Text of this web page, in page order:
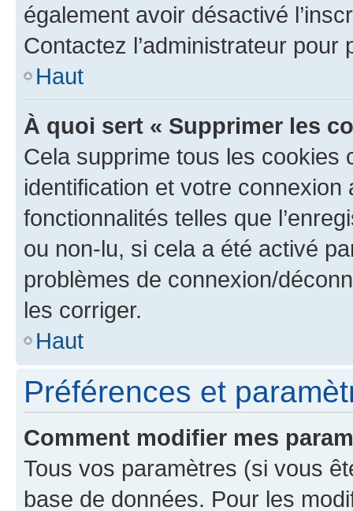
également avoir désactivé
Contactez l’administrateur
Haut
À quoi sert « Supprimer les
Cela supprime tous les cookies
identification et votre
fonctionnalités telles que
ou non-lu, si cela a été activé
problèmes de connexion/
les corriger.
Haut
Préférences et
Comment modifier mes
Tous vos paramètres (si vous
base de données. Pour les